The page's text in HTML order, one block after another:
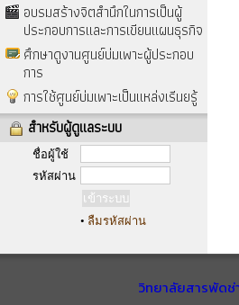
อบรมสร้างจิตสำนึกในการเป็นผู้
ประกอบการและการเขียนแผนธุรกิจ
ศึกษาดูงานศูนย์บ่มเพาะผู้ประกอบ
การ
การใช้ศูนย์บ่มเพาะเป็นแหล่งเรีนยรู้
สำหรับผู้ดูแลระบบ
ชื่อผู้ใช้
รหัสผ่าน
• ลืมรหัสผ่าน
วิทยาลัยสารพัดช่